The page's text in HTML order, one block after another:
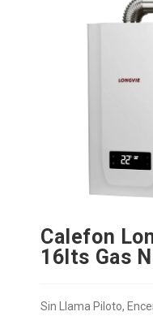
Calefon
16lts Gas
Sin Llama Piloto,